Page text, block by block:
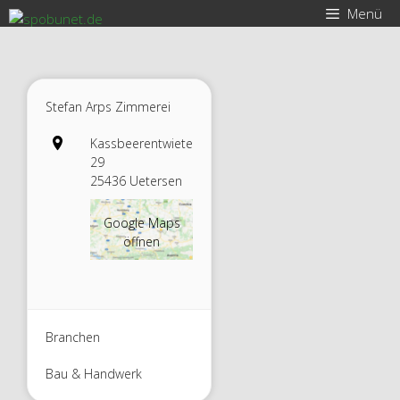
Zum
Inhalt
Menü
Stefan Arps Zimmerei
Kassbeerentwiete
29
25436 Uetersen
Google Maps
öffnen
Branchen
Bau & Handwerk